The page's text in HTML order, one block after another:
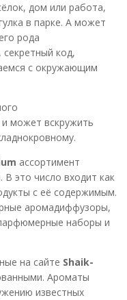
дом или работа,
в парке. А может
рода
секретный код,
с окружающим
может вскружить
ассортимент
. В это число входит как
с её содержимым.
аромадиффузоры,
наборы и
на сайте Shaik-
Ароматы
известных